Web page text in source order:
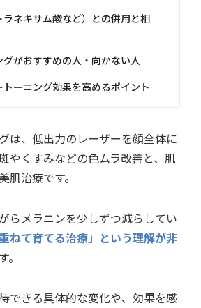
ネキサム酸など）との併用と相
グがおすすめの人・向かない人
ーニング効果を高めるポイント
は、低出力のレーザーを顔全体に
やくすみなどの色ムラ改善と、肌
肌治療です。
らメラニンを少しずつ減らしてい
重ねて育てる治療」という理解が非
。
できる具体的な変化や、効果を感